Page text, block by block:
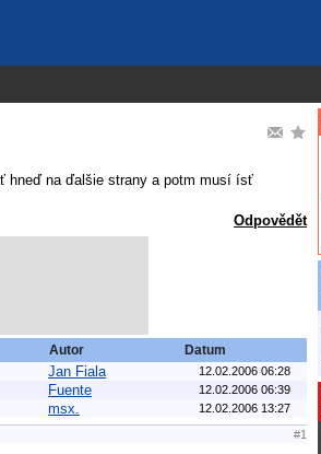
hneď na ďalšie strany a potm musí ísť
Odpovědět
Autor Datum
Jan Fiala 12.02.2006 06:28
Fuente 12.02.2006 06:39
msx. 12.02.2006 13:27
#1